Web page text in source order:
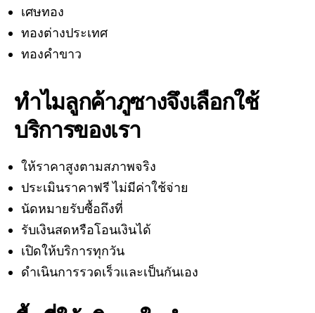
เศษทอง
ทองต่างประเทศ
ทองคำขาว
ทำไมลูกค้าภูซางจึงเลือกใช้
บริการของเรา
ให้ราคาสูงตามสภาพจริง
ประเมินราคาฟรี ไม่มีค่าใช้จ่าย
นัดหมายรับซื้อถึงที่
รับเงินสดหรือโอนเงินได้
เปิดให้บริการทุกวัน
ดำเนินการรวดเร็วและเป็นกันเอง